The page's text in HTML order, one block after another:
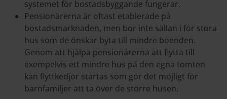
systemet för bostadsbyggande fungerar.
Pensionärerna är oftast etablerade på
bostadsmarknaden, men bor inte sällan i för stora
hus som de önskar byta till mindre boenden.
Genom att hjälpa pensionärerna att flytta till
exempelvis ett mindre hus på den egna tomten
kan flyttkedjor startas som gör det möjligt för
barnfamiljer att ta över de större husen.